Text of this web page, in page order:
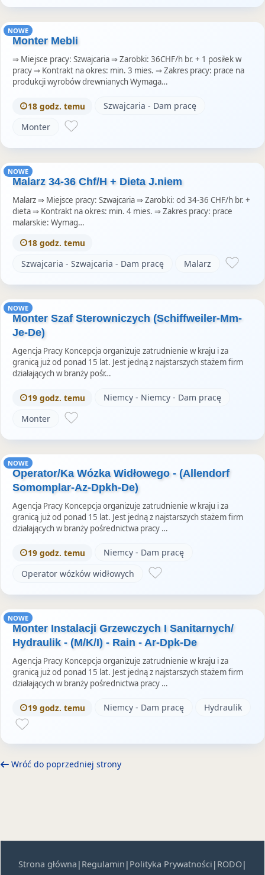
NOWE
Monter Mebli
⇒ Miejsce pracy: Szwajcaria ⇒ Zarobki: 36CHF/h br. + 1 posiłek w
pracy ⇒ Kontrakt na okres: min. 3 mies. ⇒ Zakres pracy: prace na
produkcji wyrobów drewnianych Wymaga…
18 godz. temu
Szwajcaria - Dam pracę
Monter
NOWE
Malarz 34-36 Chf/H + Dieta J.niem
Malarz ⇒ Miejsce pracy: Szwajcaria ⇒ Zarobki: od 34-36 CHF/h br. +
dieta ⇒ Kontrakt na okres: min. 4 mies. ⇒ Zakres pracy: prace
malarskie: Wymag…
18 godz. temu
Szwajcaria - Szwajcaria - Dam pracę
Malarz
NOWE
Monter Szaf Sterowniczych (Schiffweiler-Mm-
Je-De)
Agencja Pracy Koncepcja organizuje zatrudnienie w kraju i za
granicą już od ponad 15 lat. Jest jedną z najstarszych stażem firm
działających w branży pośr…
19 godz. temu
Niemcy - Niemcy - Dam pracę
Monter
NOWE
Operator/Ka Wózka Widłowego - (Allendorf
Somomplar-Az-Dpkh-De)
Agencja Pracy Koncepcja organizuje zatrudnienie w kraju i za
granicą już od ponad 15 lat. Jest jedną z najstarszych stażem firm
działających w branży pośrednictwa pracy …
19 godz. temu
Niemcy - Dam pracę
Operator wózków widłowych
NOWE
Monter Instalacji Grzewczych I Sanitarnych/
Hydraulik - (M/K/I) - Rain - Ar-Dpk-De
Agencja Pracy Koncepcja organizuje zatrudnienie w kraju i za
granicą już od ponad 15 lat. Jest jedną z najstarszych stażem firm
działających w branży pośrednictwa pracy …
19 godz. temu Niemcy - Dam pracę Hydraulik
Wróć do poprzedniej strony
Strona główna | Regulamin | Polityka Prywatności | RODO|